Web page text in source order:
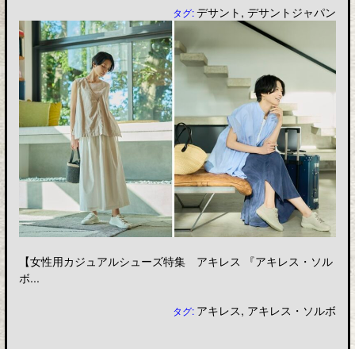
タグ:デサント ,デサントジャパン
【女性用カジュアルシューズ特集 アキレス 『アキレス・ソル
ボ...
タグ: アキレス, アキレス・ソルボ